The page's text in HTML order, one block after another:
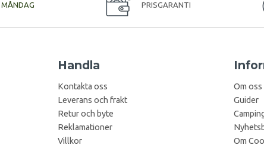
MÅNDAG PRISGARANTI
Handla
Kontakta oss
Leverans och frakt
Retur och byte
Reklamationer
Villkor
Om oss
Guider
Om